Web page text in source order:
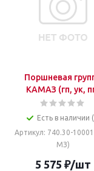
Поршневая
КАМАЗ (гп, ук,
Есть в наличии
Артикул: 740.30-
МЗ)
5 575 ₽/шт